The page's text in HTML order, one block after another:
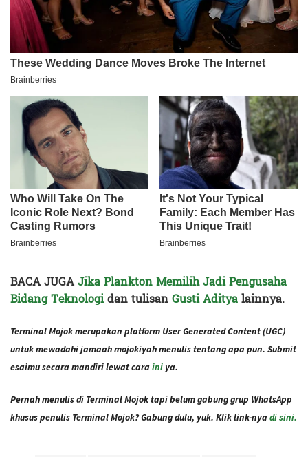
BACA JUGAJika Plankton Memilih Jadi Pengusaha
Bidang Teknologidan tulisanGusti Adityalainnya.
Terminal Mojok merupakan platform User Generated Content (UGC)
untuk mewadahi jamaah mojokiyah menulis tentang apa pun. Submit
esaimu secara mandiri lewat caraini ya.
Pernah menulis di Terminal Mojok tapi belum gabung grup WhatsApp
khusus penulis Terminal Mojok? Gabung dulu, yuk. Klik link-nyadi sini.